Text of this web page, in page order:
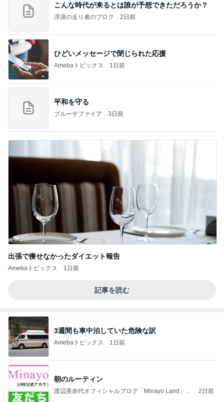
こんな時代が来るとは誰が予想できただろうか？
浮浪の走り者のブログ 2日前
ひどいメッセージで閉じられた応援
Amebaトピックス 1日前
平和を守る
ブルーサファイア 3日前
出張で痩せなかったダイエット報告
Amebaトピックス 1日前
記事を読む
3週間も車中泊していた危険な訳
Amebaトピックス 1日前
朝のルーティン
渡辺美奈代オフィシャルブログ「Minayo Land」P
2日前